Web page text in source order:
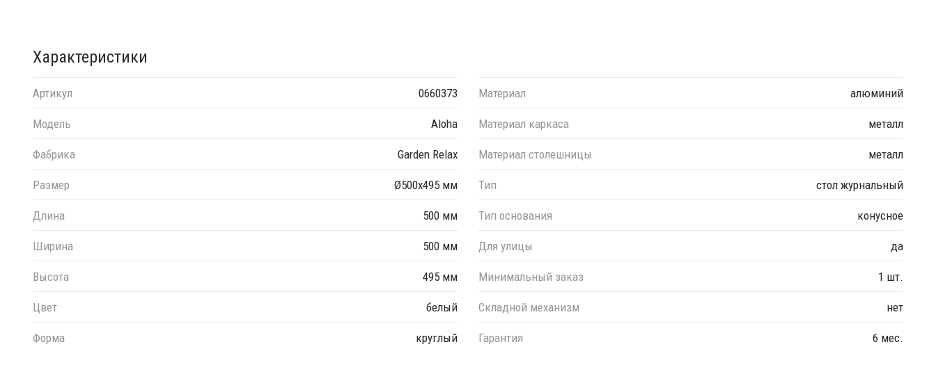
Характеристики
Артикул 0660373
Модель Aloha
Фабрика Garden Relax
Размер Ø500х495 мм
Длина 500 мм
Ширина 500 мм
Высота 495 мм
Цвет белый
Форма круглый
Материал алюминий
Материал каркаса металл
Материал столешницы металл
Тип стол журнальный
Тип основания конусное
Для улицы да
Минимальный заказ 1 шт.
Складной механизм нет
Гарантия 6 мес.